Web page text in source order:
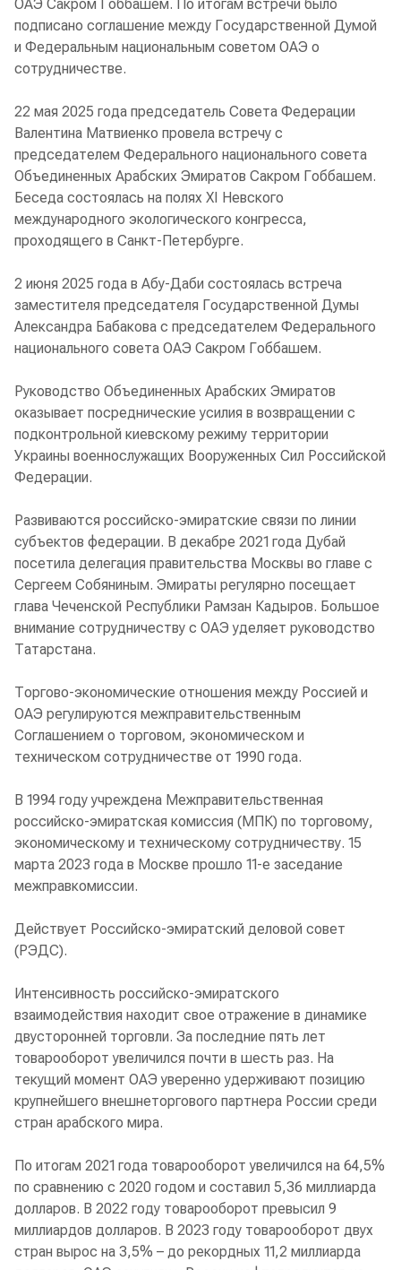
ОАЭ Сакром Гоббашем. По итогам встречи было
подписано соглашение между Государственной Думой
и Федеральным национальным советом ОАЭ о
сотрудничестве.
22 мая 2025 года председатель Совета Федерации
Валентина Матвиенко провела встречу с
председателем Федерального национального совета
Объединенных Арабских Эмиратов Сакром Гоббашем.
Беседа состоялась на полях XI Невского
международного экологического конгресса,
проходящего в Санкт-Петербурге.
2 июня 2025 года в Абу-Даби состоялась встреча
заместителя председателя Государственной Думы
Александра Бабакова с председателем Федерального
национального совета ОАЭ Сакром Гоббашем.
Руководство Объединенных Арабских Эмиратов
оказывает посреднические усилия в возвращении с
подконтрольной киевскому режиму территории
Украины военнослужащих Вооруженных Сил Российской
Федерации.
Развиваются российско-эмиратские связи по линии
субъектов федерации. В декабре 2021 года Дубай
посетила делегация правительства Москвы во главе с
Сергеем Собяниным. Эмираты регулярно посещает
глава Чеченской Республики Рамзан Кадыров. Большое
внимание сотрудничеству с ОАЭ уделяет руководство
Татарстана.
Торгово-экономические отношения между Россией и
ОАЭ регулируются межправительственным
Соглашением о торговом, экономическом и
техническом сотрудничестве от 1990 года.
В 1994 году учреждена Межправительственная
российско-эмиратская комиссия (МПК) по торговому,
экономическому и техническому сотрудничеству. 15
марта 2023 года в Москве прошло 11-е заседание
межправкомиссии.
Действует Российско-эмиратский деловой совет
(РЭДС).
Интенсивность российско-эмиратского
взаимодействия находит свое отражение в динамике
двусторонней торговли. За последние пять лет
товарооборот увеличился почти в шесть раз. На
текущий момент ОАЭ уверенно удерживают позицию
крупнейшего внешнеторгового партнера России среди
стран арабского мира.
По итогам 2021 года товарооборот увеличился на 64,5%
по сравнению с 2020 годом и составил 5,36 миллиарда
долларов. В 2022 году товарооборот превысил 9
миллиардов долларов. В 2023 году товарооборот двух
стран вырос на 3,5% – до рекордных 11,2 миллиарда